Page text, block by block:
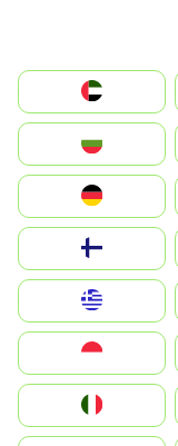
الإمارات العربية المتحدة
Switzerland
Deutschland
United Kingdom
Magyarország